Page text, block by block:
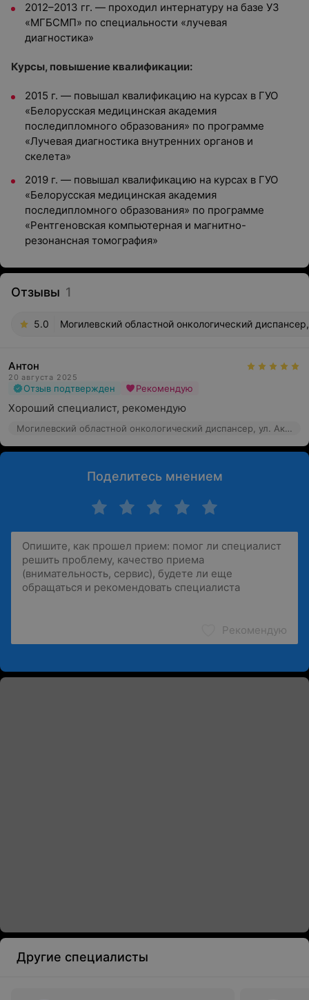
2012–2013 гг. — проходил интернатуру на базе УЗ
«МГБСМП» по специальности «лучевая
диагностика»
Курсы, повышение квалификации:
2015 г. — повышал квалификацию на курсах в ГУО
«Белорусская медицинская академия
последипломного образования» по программе
«Лучевая диагностика внутренних органов и
скелета»
2019 г. — повышал квалификацию на курсах в ГУО
«Белорусская медицинская академия
последипломного образования» по программе
«Рентгеновская компьютерная и магнитно-
резонансная томография»
Отзывы 1
5.0 Могилевский областной онкологический
Антон
20 августа 2025
Отзыв подтвержден Рекомендую
Хороший специалист, рекомендую
Могилевский областной онкологический диспансер, ул. Академика Павлова, 2а
Поделитесь мнением
Рекомендую
Другие специалисты